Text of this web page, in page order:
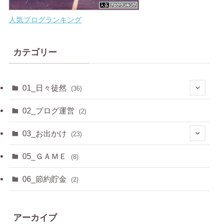
人気ブログランキング
カテゴリー
01_日々徒然 (36)
(3)
(33)
02_ブログ運営 (2)
03_お出かけ (23)
(2)
(8)
(6)
05_ＧＡＭＥ (8)
06_節約貯金 (2)
アーカイブ